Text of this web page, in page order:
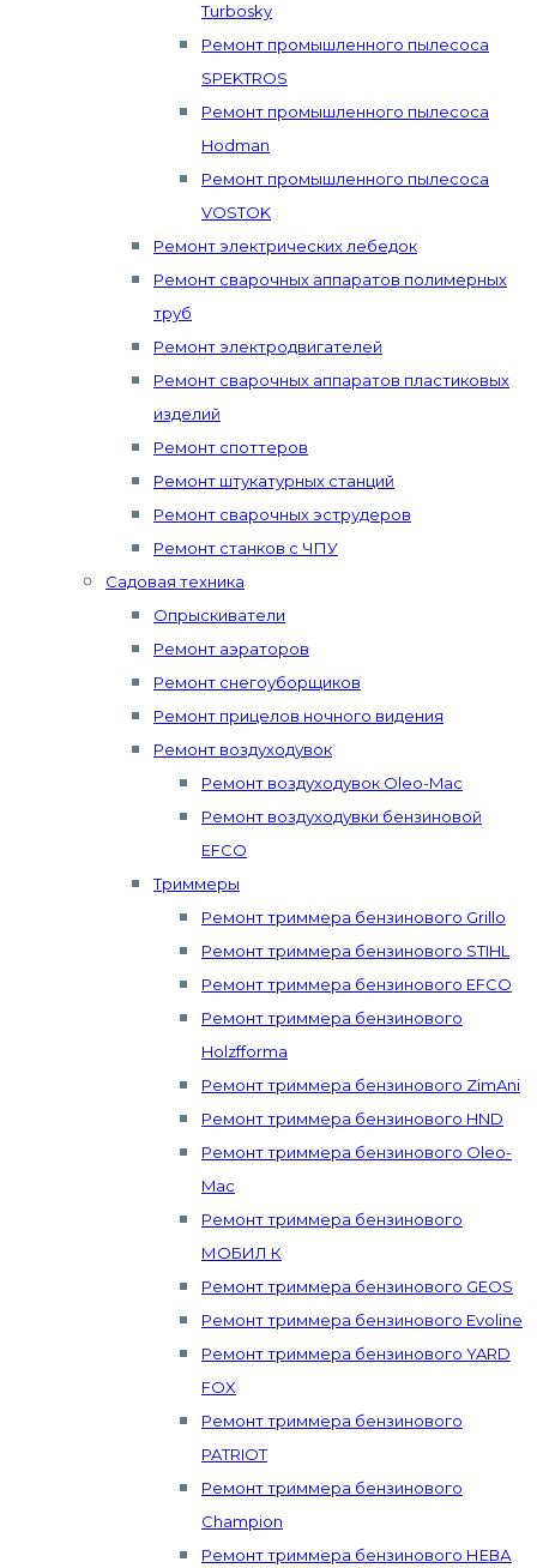
Turbosky
Ремонт промышленного пылесоса
SPEKTROS
Ремонт промышленного пылесоса
Hodman
Ремонт промышленного пылесоса
VOSTOK
Ремонт электрических лебедок
Ремонт сварочных аппаратов полимерных
труб
Ремонт электродвигателей
Ремонт сварочных аппаратов пластиковых
изделий
Ремонт споттеров
Ремонт штукатурных станций
Ремонт сварочных эструдеров
Ремонт станков с ЧПУ
Садовая техника
Опрыскиватели
Ремонт аэраторов
Ремонт снегоуборщиков
Ремонт прицелов ночного видения
Ремонт воздуходувок
Ремонт воздуходувок Oleo-Mac
Ремонт воздуходувки бензиновой
EFCO
Триммеры
Ремонт триммера бензинового Grillo
Ремонт триммера бензинового STIHL
Ремонт триммера бензинового EFCO
Ремонт триммера бензинового
Holzfforma
Ремонт триммера бензинового ZimAni
Ремонт триммера бензинового HND
Ремонт триммера бензинового Oleo-
Mac
Ремонт триммера бензинового
МОБИЛ К
Ремонт триммера бензинового GEOS
Ремонт триммера бензинового Evoline
Ремонт триммера бензинового YARD
FOX
Ремонт триммера бензинового
PATRIOT
Ремонт триммера бензинового
Champion
Ремонт триммера бензинового НЕВА